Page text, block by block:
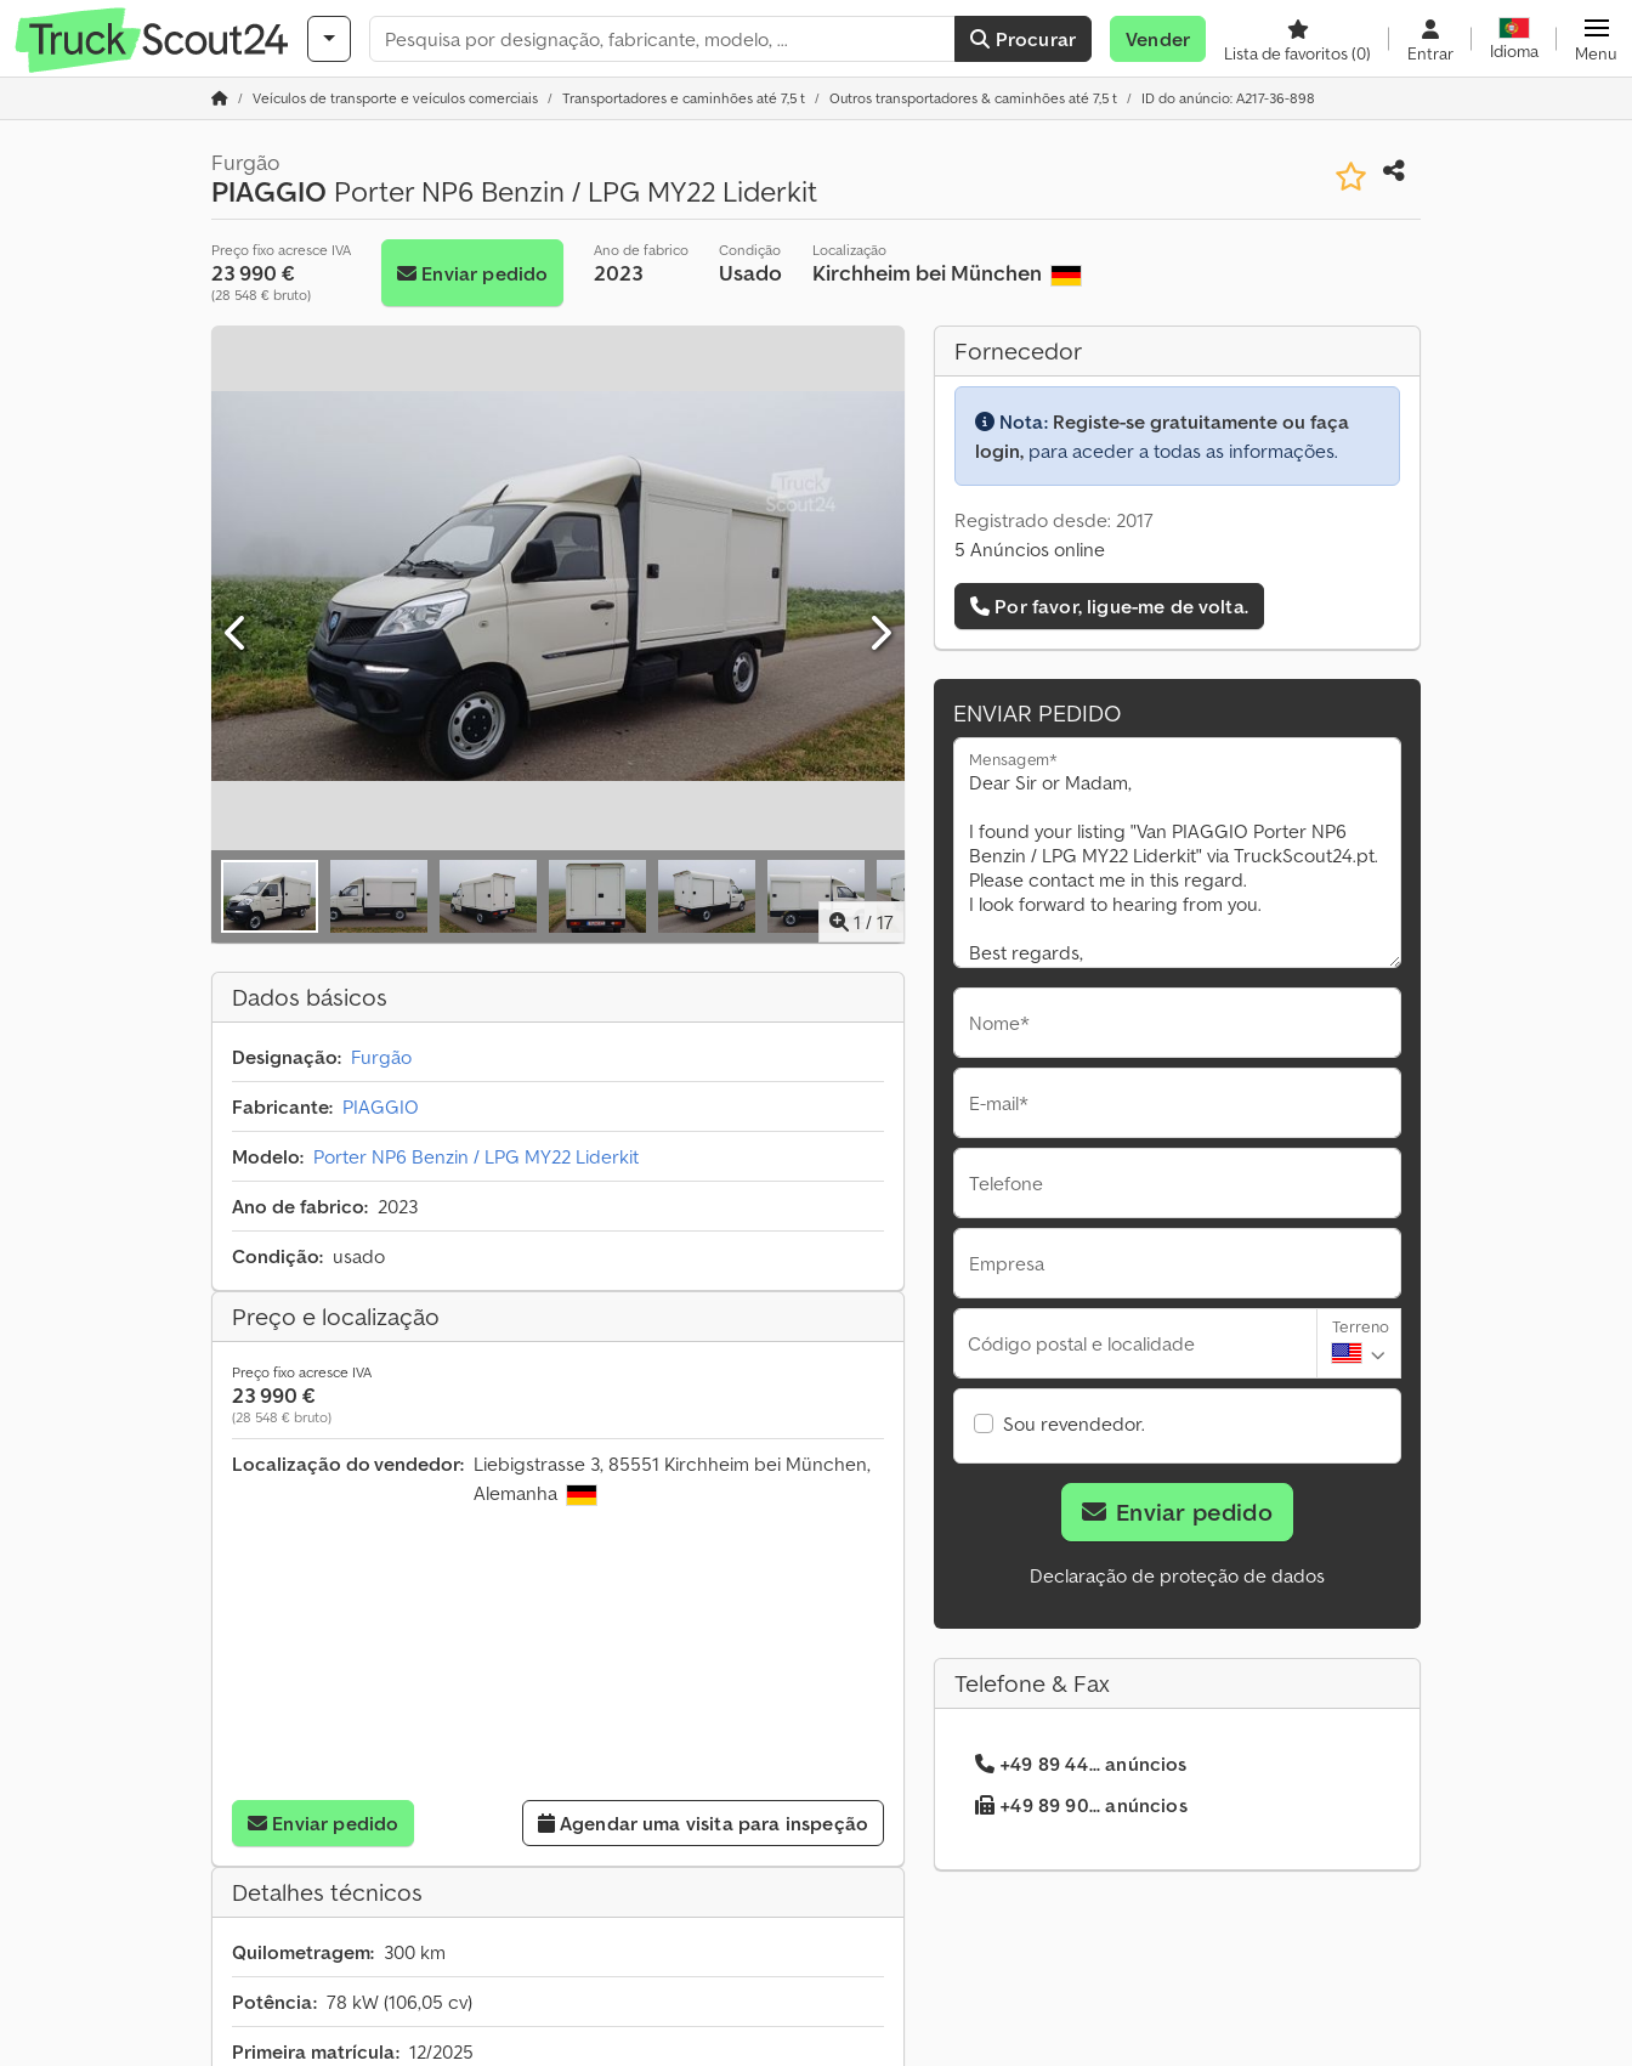
Procurar Vender
Lista de favoritos(0) Entrar Idioma Menu
Veículos de transporte e veículos comerciais Transportadores e caminhões até 7,5 t Outros transportadores & caminhões até 7,5 t ID do anúncio: A217-36-898
Furgão
PIAGGIO Porter NP6 Benzin / LPG MY22 Liderkit
Preço fixo acresce IVA
23 990 €
(28 548 € bruto)
Enviar pedido
Ano de fabrico
2023
Condição
Usado
Localização
Kirchheim bei München
1 / 17
Dados básicos
Designação: Furgão
Fabricante: PIAGGIO
Modelo: Porter NP6 Benzin / LPG MY22 Liderkit
Ano de fabrico: 2023
Condição: usado
Preço e localização
Preço fixo acresce IVA
23 990 €
(28 548 € bruto)
Localização do vendedor: Liebigstrasse 3, 85551 Kirchheim bei München,
Alemanha
Enviar pedido Agendar uma visita para inspeção
Detalhes técnicos
Quilometragem: 300 km
Potência: 78 kW (106,05 cv)
Primeira matrícula: 12/2025
Fornecedor
Nota: Registe-se gratuitamente ou faça
login, para aceder a todas as informações.
Registrado desde: 2017
5 Anúncios online
Por favor, ligue-me de volta.
ENVIAR PEDIDO
Mensagem*
Nome*
E-mail*
Telefone
Empresa
Código postal e localidade
Terreno
Sou revendedor.
Enviar pedido
Declaração de proteção de dados
Telefone & Fax
+49 89 44... anúncios
+49 89 90... anúncios